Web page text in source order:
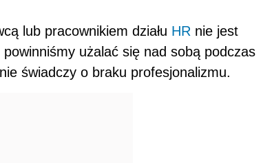
lub pracownikiem działu HR nie jest
użalać się nad sobą podczas
świadczy o braku profesjonalizmu.